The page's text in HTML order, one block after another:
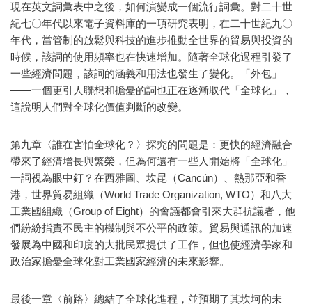
現在英文詞彙表中之後，如何演變成一個流行詞彙。對二十世
紀七〇年代以來電子資料庫的一項研究表明，在二十世紀九〇
年代，當管制的放鬆與科技的進步推動全世界的貿易與投資的
時候，該詞的使用頻率也在快速增加。隨著全球化過程引發了
一些經濟問題，該詞的涵義和用法也發生了變化。「外包」
——一個更引人聯想和擔憂的詞也正在逐漸取代「全球化」，
這說明人們對全球化價值判斷的改變。
第九章〈誰在害怕全球化？〉探究的問題是：更快的經濟融合
帶來了經濟增長與繁榮，但為何還有一些人開始將「全球化」
一詞視為眼中釘？在西雅圖、坎昆（Cancún）、熱那亞和香
港，世界貿易組織（World Trade Organization, WTO）和八大
工業國組織（Group of Eight）的會議都會引來大群抗議者，他
們紛紛指責不民主的機制與不公平的政策。貿易與通訊的加速
發展為中國和印度的大批民眾提供了工作，但也使經濟學家和
政治家擔憂全球化對工業國家經濟的未來影響。
最後一章〈前路〉總結了全球化進程，並預期了其坎坷的未